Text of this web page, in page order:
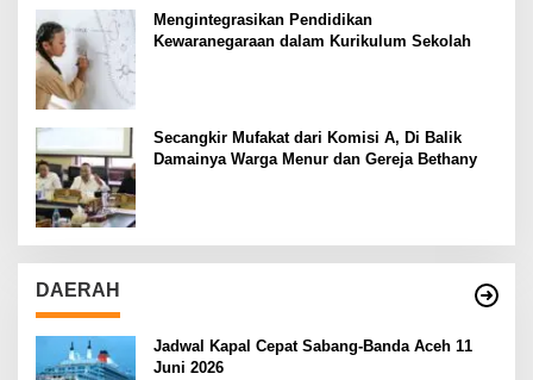
Mengintegrasikan Pendidikan
Kewaranegaraan dalam Kurikulum Sekolah
Secangkir Mufakat dari Komisi A, Di Balik
Damainya Warga Menur dan Gereja Bethany
DAERAH
Jadwal Kapal Cepat Sabang-Banda Aceh 11
Juni 2026